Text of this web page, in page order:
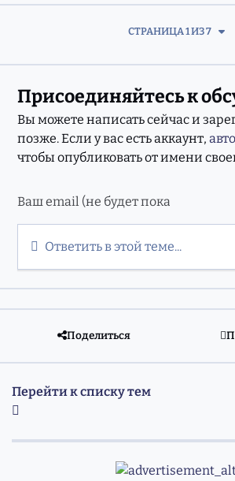
СТРАНИЦА 1 ИЗ 7
Присоединяйтесь к
Вы можете написать сейчас и
позже. Если у вас есть аккаунт,
чтобы опубликовать от имени
Ответить в этой теме...
Поделиться
Перейти к списку тем